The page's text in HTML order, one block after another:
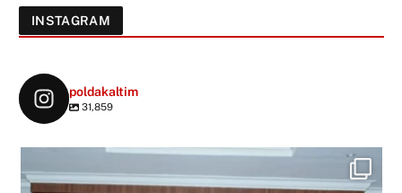
INSTAGRAM
poldakaltim
31,859